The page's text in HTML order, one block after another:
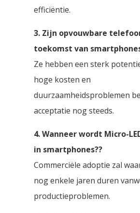
efficiëntie.
3. Zijn opvouwbare
toekomst van
Ze hebben een sterk
hoge kosten en
duurzaamheidsproblemen
acceptatie nog steeds.
4. Wanneer wordt Micro-
in smartphones??
Commerciële adoptie zal
nog enkele jaren duren
productieproblemen.